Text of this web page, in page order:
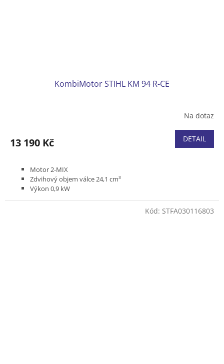
KombiMotor STIHL KM 94 R-CE
Na dotaz
13 190 Kč DETAIL
Motor 2-MIX
Zdvihový objem válce 24,1 cm³
Výkon 0,9 kW
Kód: STFA030116803